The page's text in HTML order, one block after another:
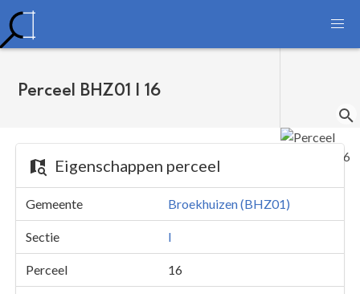
Perceel BHZ01 I 16
Eigenschappen perceel
Gemeente Broekhuizen (BHZ01)
Sectie I
Perceel 16